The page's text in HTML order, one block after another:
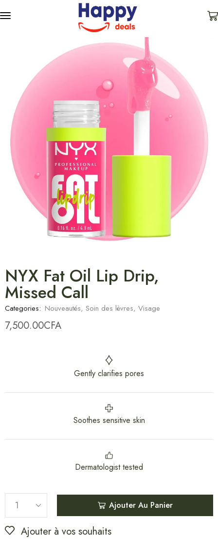
NYX Fat Oil Lip Drip,
Missed Call
Categories: Nouveautés, Soin des lèvres, Visage
7,500.00CFA
Gently clarifies pores
Soothes sensitive skin
Dermatologist tested
Ajouter Au Panier
Ajouter à vos souhaits